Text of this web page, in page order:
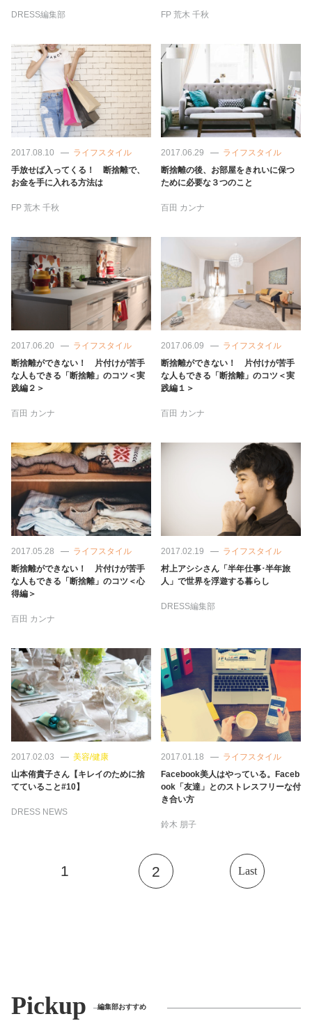
DRESS編集部 FP 荒木 千秋
2017.08.10
ライフスタイル
手放せば入ってくる！ 断捨離で、
お金を手に入れる方法は
FP 荒木 千秋
2017.06.29
ライフスタイル
断捨離の後、お部屋をきれいに保つ
ために必要な３つのこと
百田 カンナ
2017.06.20
ライフスタイル
断捨離ができない！ 片付けが苦手
な人もできる「断捨離」のコツ＜実
践編２＞
百田 カンナ
2017.06.09
ライフスタイル
断捨離ができない！ 片付けが苦手
な人もできる「断捨離」のコツ＜実
践編１＞
百田 カンナ
2017.05.28
ライフスタイル
断捨離ができない！ 片付けが苦手
な人もできる「断捨離」のコツ＜心
得編＞
百田 カンナ
2017.02.19
ライフスタイル
村上アシシさん「半年仕事･半年旅
人」で世界を浮遊する暮らし
DRESS編集部
2017.02.03
美容/健康
山本侑貴子さん【キレイのために捨
てていること#10】
DRESS NEWS
2017.01.18
ライフスタイル
Facebook美人はやっている。Faceb
ook「友達」とのストレスフリーな付
き合い方
鈴木 朋子
1 2 Last
Pickup 編集部おすすめ